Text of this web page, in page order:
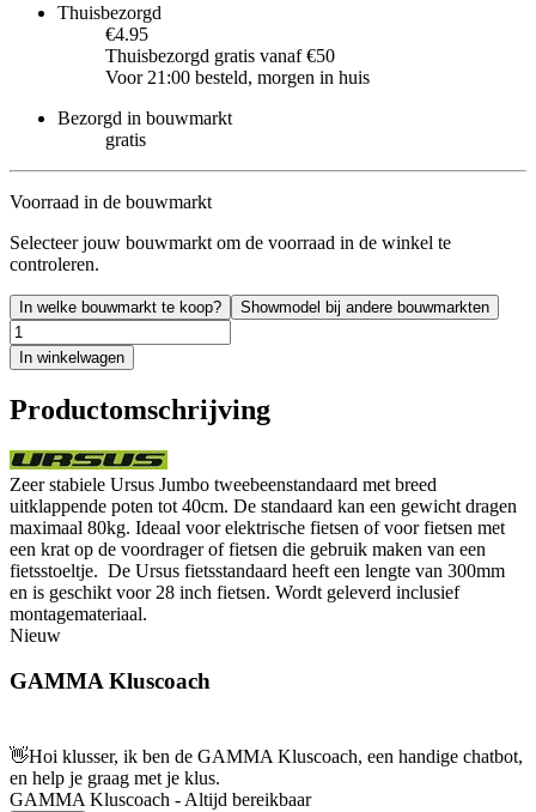
Thuisbezorgd
€4.95
Thuisbezorgd gratis vanaf €50
Voor 21:00 besteld, morgen in huis
Bezorgd in bouwmarkt
gratis
Voorraad in de bouwmarkt
Selecteer jouw bouwmarkt om de voorraad in de winkel te
controleren.
In welke bouwmarkt te koop? Showmodel bij andere bouwmarkten
In winkelwagen
Productomschrijving
Zeer stabiele Ursus Jumbo tweebeenstandaard met breed
uitklappende poten tot 40cm. De standaard kan een gewicht dragen
maximaal 80kg. Ideaal voor elektrische fietsen of voor fietsen met
een krat op de voordrager of fietsen die gebruik maken van een
fietsstoeltje. De Ursus fietsstandaard heeft een lengte van 300mm
en is geschikt voor 28 inch fietsen. Wordt geleverd inclusief
montagemateriaal.
Nieuw
GAMMA Kluscoach
👋Hoi klusser, ik ben de GAMMA Kluscoach, een handige chatbot,
en help je graag met je klus.
GAMMA Kluscoach - Altijd bereikbaar